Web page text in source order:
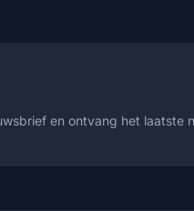
en ontvang het laatste